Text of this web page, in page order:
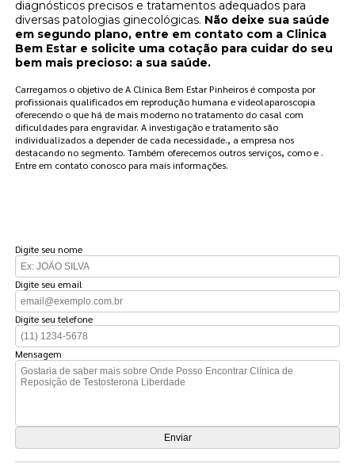
diagnósticos precisos e tratamentos adequados para
diversas patologias ginecológicas. Não deixe sua saúde
em segundo plano, entre em contato com a Clinica
Bem Estar e solicite uma cotação para cuidar do seu
bem mais precioso: a sua saúde.
Carregamos o objetivo de A Clínica Bem Estar Pinheiros é composta por
profissionais qualificados em reprodução humana e videolaparoscopia
oferecendo o que há de mais moderno no tratamento do casal com
dificuldades para engravidar. A investigação e tratamento são
individualizados a depender de cada necessidade., a empresa nos
destacando no segmento. Também oferecemos outros serviços, como e .
Entre em contato conosco para mais informações.
Digite seu nome
Digite seu email
Digite seu telefone
Mensagem